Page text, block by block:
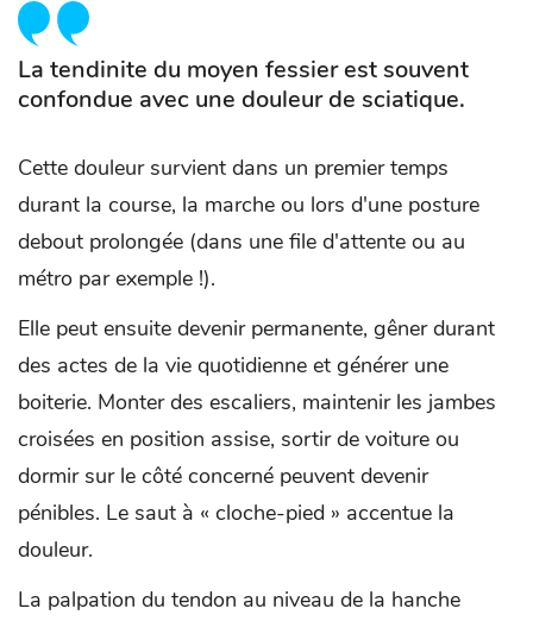
La tendinite du moyen fessier est souvent
confondue avec une douleur de sciatique.
Cette douleur survient dans un premier temps
durant la course, la marche ou lors d'une posture
debout prolongée (dans une file d'attente ou au
métro par exemple !).
Elle peut ensuite devenir permanente, gêner durant
des actes de la vie quotidienne et générer une
boiterie. Monter des escaliers, maintenir les jambes
croisées en position assise, sortir de voiture ou
dormir sur le côté concerné peuvent devenir
pénibles. Le saut à « cloche-pied » accentue la
douleur.
La palpation du tendon au niveau de la hanche